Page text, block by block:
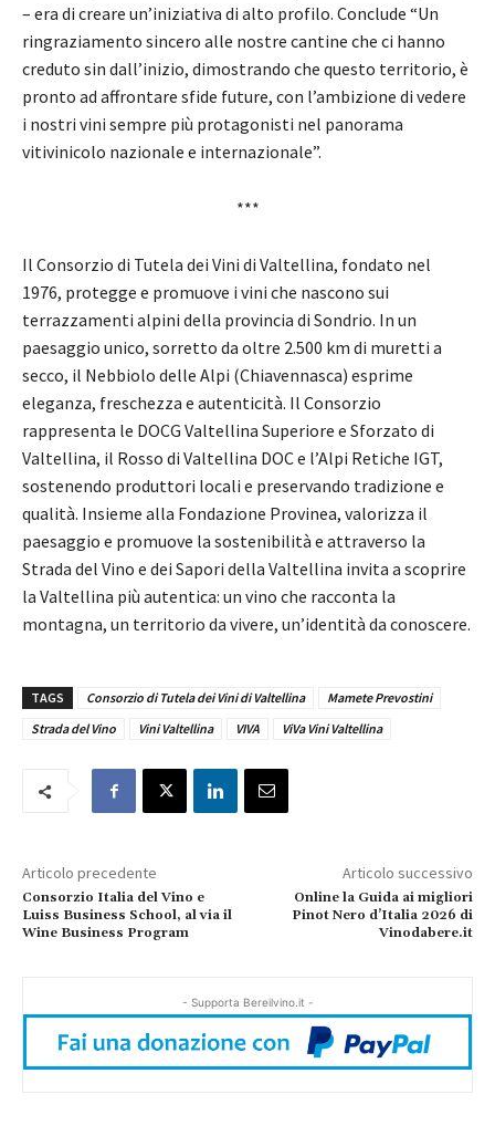
– era di creare un’iniziativa di alto profilo. Conclude “Un
ringraziamento sincero alle nostre cantine che ci hanno
creduto sin dall’inizio, dimostrando che questo territorio, è
pronto ad affrontare sfide future, con l’ambizione di vedere
i nostri vini sempre più protagonisti nel panorama
vitivinicolo nazionale e internazionale”.
***
Il Consorzio di Tutela dei Vini di Valtellina, fondato nel
1976, protegge e promuove i vini che nascono sui
terrazzamenti alpini della provincia di Sondrio. In un
paesaggio unico, sorretto da oltre 2.500 km di muretti a
secco, il Nebbiolo delle Alpi (Chiavennasca) esprime
eleganza, freschezza e autenticità. Il Consorzio
rappresenta le DOCG Valtellina Superiore e Sforzato di
Valtellina, il Rosso di Valtellina DOC e l’Alpi Retiche IGT,
sostenendo produttori locali e preservando tradizione e
qualità. Insieme alla Fondazione Provinea, valorizza il
paesaggio e promuove la sostenibilità e attraverso la
Strada del Vino e dei Sapori della Valtellina invita a scoprire
la Valtellina più autentica: un vino che racconta la
montagna, un territorio da vivere, un’identità da conoscere.
TAGS Consorzio di Tutela dei Vini di Valtellina
Mamete Prevostini
Strada del Vino
Vini Valtellina VIVA ViVa Vini Valtellina
Articolo precedente
Consorzio Italia del Vino e
Luiss Business School, al via il
Wine Business Program
Articolo successivo
Online la Guida ai migliori
Pinot Nero d’Italia 2026 di
Vinodabere.it
- Supporta Bereilvino.it -